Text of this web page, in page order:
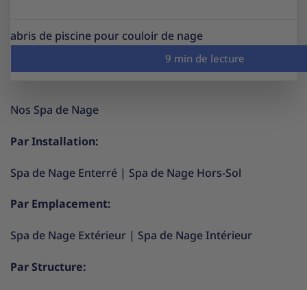
abris de piscine pour couloir de nage
Nos Spa de Nage
Par Installation:
Spa de Nage Enterré | Spa de Nage Hors-Sol
Par Emplacement:
Spa de Nage Extérieur | Spa de Nage Intérieur
Par Structure: